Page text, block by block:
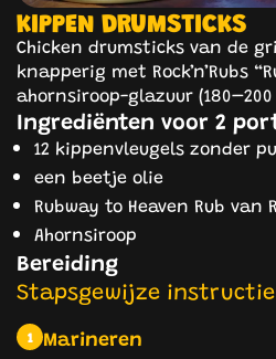
KIPPEN DRUMSTICKS
Chicken drumsticks van de
knapperig met Rock’n’Rubs
ahornsiroop-glazuur (180–200
Ingrediënten voor 2
12 kippenvleugels zonder
een beetje olie
Rubway to Heaven Rub van
Ahornsiroop
Bereiding
Stapsgewijze instructie
1 Marineren